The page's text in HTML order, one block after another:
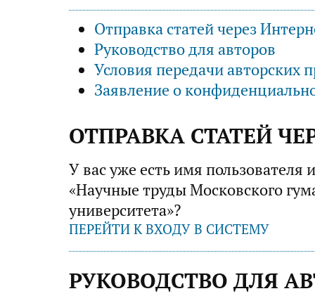
Отправка статей через
Руководство для авторов
Условия передачи авторских
Заявление о
ОТПРАВКА СТАТЕЙ
У вас уже есть имя пользователя
«Научные труды Московского
университета»?
ПЕРЕЙТИ К ВХОДУ В СИСТЕМУ
РУКОВОДСТВО ДЛЯ